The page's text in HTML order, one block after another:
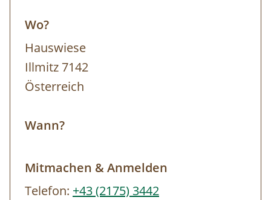
Wo?
Hauswiese
Illmitz 7142
Österreich
Wann?
Mitmachen & Anmelden
Telefon: +43 (2175) 3442